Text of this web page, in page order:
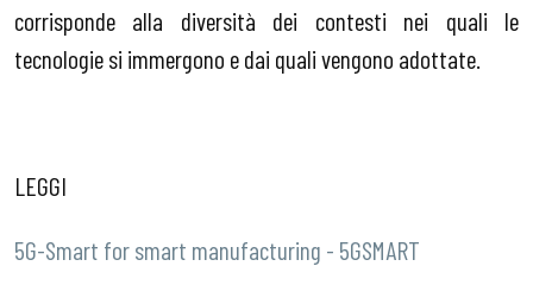
corrisponde alla diversità dei contesti nei quali le
tecnologie si immergono e dai quali vengono adottate.
LEGGI
5G-Smart for smart manufacturing - 5GSMART